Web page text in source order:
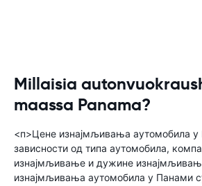
Millaisia
maassa Panama?
<п>Цене изнајмљивања аутомобила у
зависности од типа аутомобила,
изнајмљивање и дужине
изнајмљивања аутомобила у Панами